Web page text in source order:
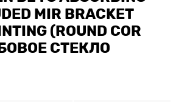
MIR BRACKET
(ROUND COR
СТЕКЛО